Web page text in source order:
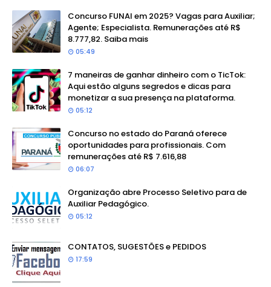
Concurso FUNAI em 2025? Vagas para Auxiliar;
Agente; Especialista. Remunerações até R$
8.777,82. Saiba mais
05:49
7 maneiras de ganhar dinheiro com o TicTok:
Aqui estão alguns segredos e dicas para
monetizar a sua presença na plataforma.
05:12
Concurso no estado do Paraná oferece
oportunidades para profissionais. Com
remunerações até R$ 7.616,88
06:07
Organização abre Processo Seletivo para de
Auxiliar Pedagógico.
05:12
CONTATOS, SUGESTÕES e PEDIDOS
17:59